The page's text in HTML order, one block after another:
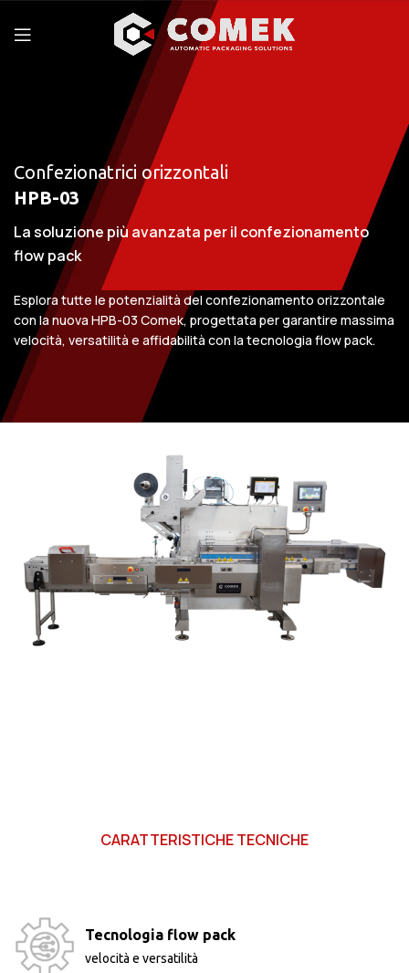
Confezionatrici orizzontali
HPB-03
La soluzione più avanzata per il confezionamento
flow pack
Esplora tutte le potenzialità del confezionamento orizzontale
con la nuova HPB-03 Comek, progettata per garantire massima
velocità, versatilità e affidabilità con la tecnologia flow pack.
CARATTERISTICHE TECNICHE
Tecnologia flow pack
velocità e versatilità